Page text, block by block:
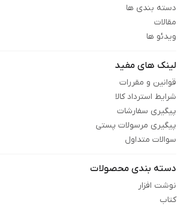
دسته بندی ها
مقالات
ویدئو ها
لینک های مفید
قوانین و مقررات
شرایط استرداد کالا
پیگیری سفارشات
پیگیری مرسولات پستی
سوالات متداول
دسته بندی محصولات
نوشت افزار
کتاب